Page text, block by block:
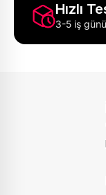
Hızlı
3-5 iş